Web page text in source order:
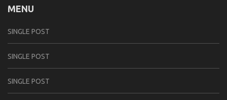
MENU
SINGLE POST
SINGLE POST
SINGLE POST